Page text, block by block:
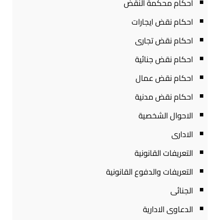
احكام محكمة النقض
احكام نقض ايجارات
احكام نقض تجارى
احكام نقض جنائية
احكام نقض عمال
احكام نقض مدنية
الاحوال الشخصية
الادارى
التعريفات القانونية
التعريفات والدفوع القانونية
الجنائى
الدعاوى الادارية